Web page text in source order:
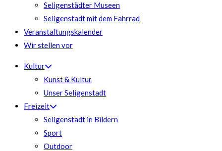
Seligenstädter Museen
Seligenstadt mit dem Fahrrad
Veranstaltungskalender
Wir stellen vor
Kultur
Kunst & Kultur
Unser Seligenstadt
Freizeit
Seligenstadt in Bildern
Sport
Outdoor